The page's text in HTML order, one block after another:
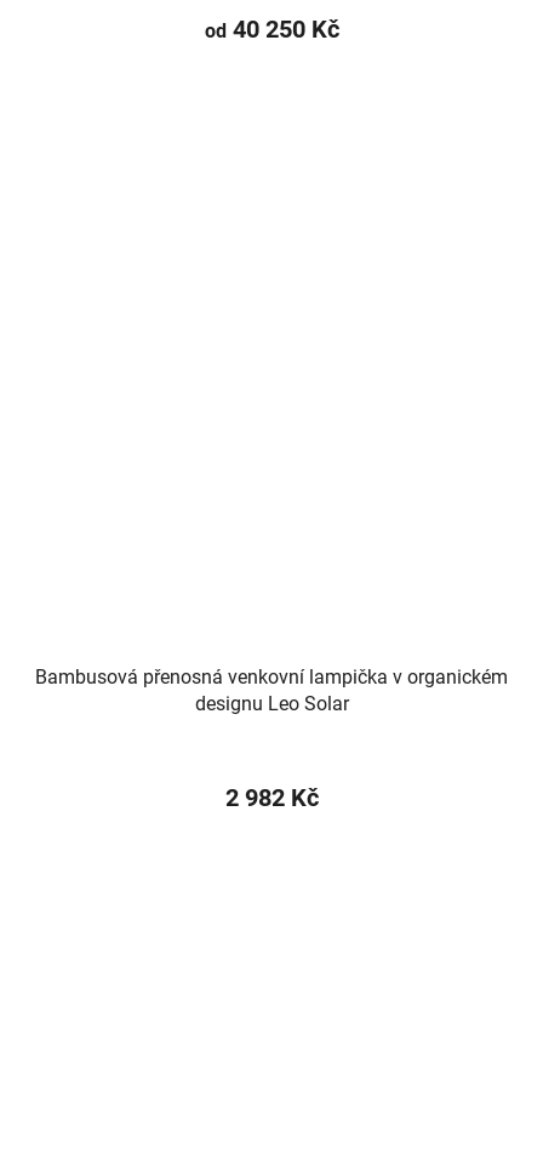
od40 250 Kč
Bambusová přenosná venkovní lampička v organickém
designu Leo Solar
2 982 Kč